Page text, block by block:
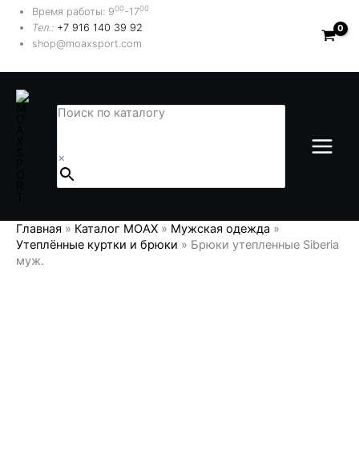
Перейти
содержимому
Время работы: 900-1700
Тел.: +7 916 140 39 92
shop@moaxsport.com
Поиск по каталогу
×
Главная » Каталог MOAX » Мужская одежда »
Утеплённые куртки и брюки » Брюки утепленные Siberia
муж.